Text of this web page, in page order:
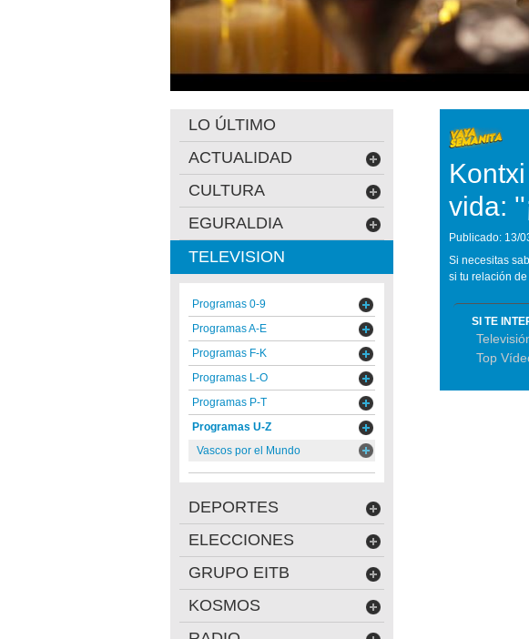
vida:
Publicado: 13/
Si necesitas
si tu relación
SI TE
Top
LO ÚLTIMO
ACTUALIDAD
CULTURA
EGURALDIA
TELEVISION
Programas 0-9
Programas A-E
Programas F-K
Programas L-O
Programas P-T
Programas U-Z
Vascos por el Mundo
DEPORTES
ELECCIONES
GRUPO EITB
KOSMOS